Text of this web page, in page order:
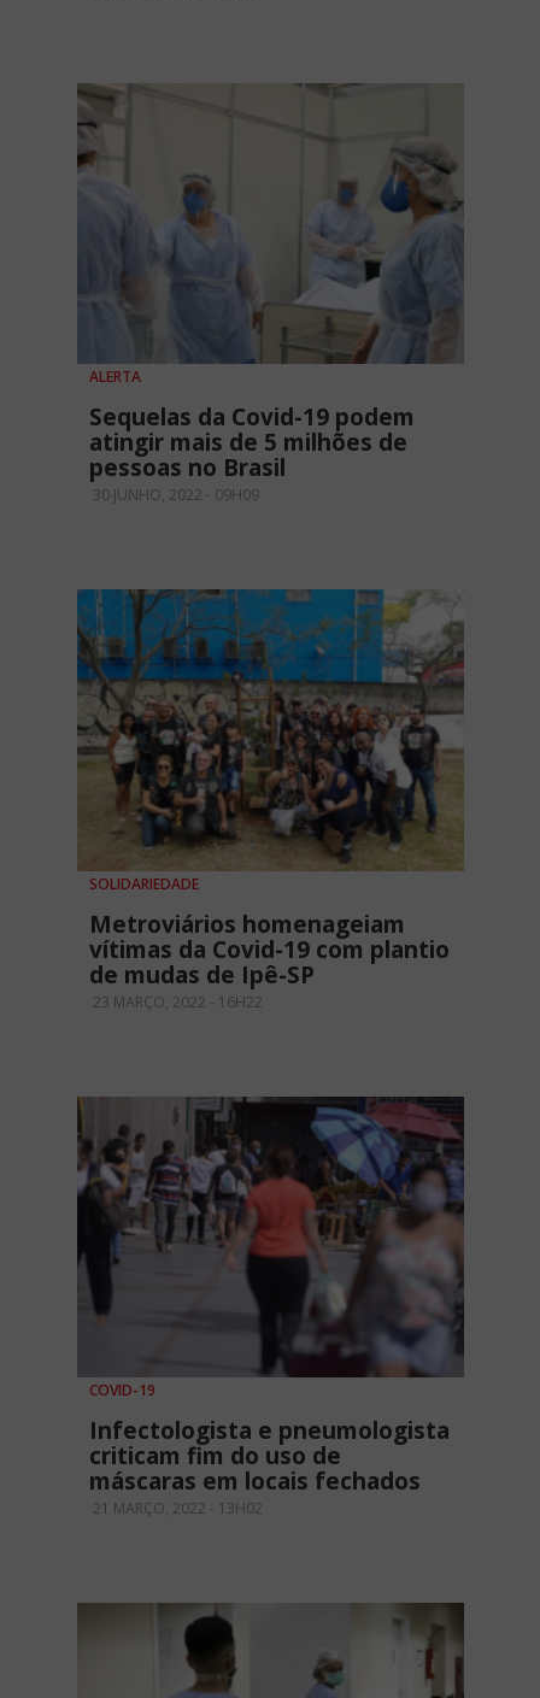
ALERTA
Sequelas da Covid-19 podem
atingir mais de 5 milhões de
pessoas no Brasil
30 JUNHO, 2022 - 09H09
SOLIDARIEDADE
Metroviários homenageiam
vítimas da Covid-19 com plantio
de mudas de Ipê-SP
23 MARÇO, 2022 - 16H22
COVID-19
Infectologista e pneumologista
criticam fim do uso de
máscaras em locais fechados
21 MARÇO, 2022 - 13H02